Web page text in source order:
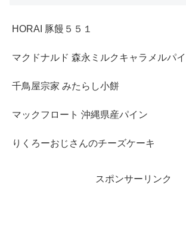
HORAI 豚饅５５１
マクドナルド 森永ミルクキャラメルパイ
千鳥屋宗家 みたらし小餅
マックフロート 沖縄県産パイン
りくろーおじさんのチーズケーキ
スポンサーリンク